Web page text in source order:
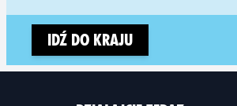
Idź do kraju